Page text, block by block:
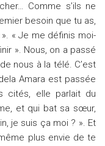
Comme s’ils ne
besoin que tu as,
« Je me définis moi-
». Nous, on a passé
nous à la télé. C’est
Amara est passée
cités, elle parlait du
et qui bat sa sœur,
je suis ça moi ? ». Et
plus envie de te